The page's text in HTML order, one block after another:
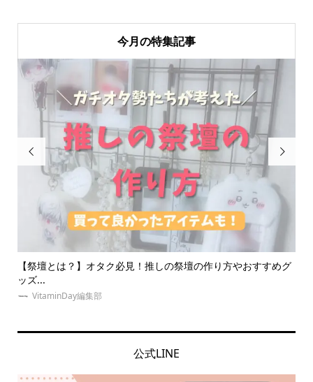
今月の特集記事

すすめグ 【体験】東京の安い推し活ホテル紹介！地方遠征民オタク
ゆめみぃ

公式LINE